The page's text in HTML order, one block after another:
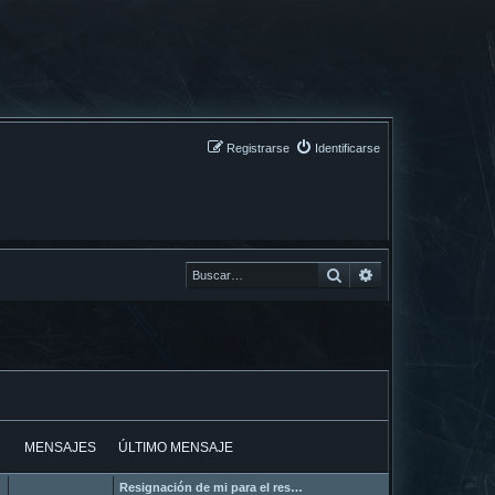
Identificarse
Registrarse
Buscar
MENSAJES ÚLTIMO MENSAJE
Resignación de mi para el res…